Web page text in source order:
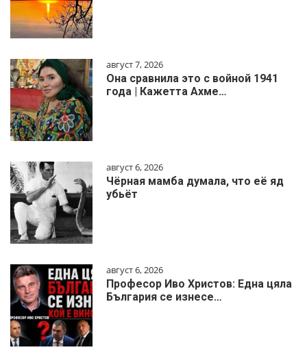
август 7, 2026
Она сравнила это с войной 1941
года | Кажетта Ахме…
август 6, 2026
Чёрная мамба думала, что её яд
убьёт
август 6, 2026
Професор Иво Христов: Една цяла
България се изнесе…